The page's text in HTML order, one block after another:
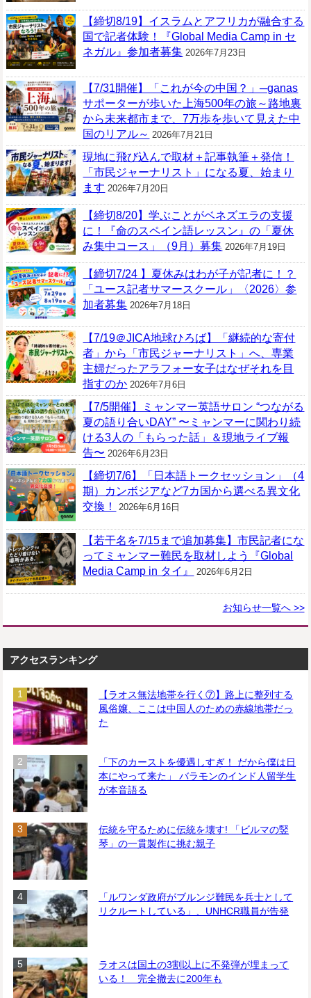
【締切8/19】イスラムとアフリカが融合する
国で記者体験！『Global Media Camp in セ
ネガル』参加者募集 2026年7月23日
【7/31開催】「これが今の中国？」─ganas
サポーターが歩いた上海500年の旅～路地裏
から未来都市まで、7万歩を歩いて見えた中
国のリアル～ 2026年7月21日
現地に飛び込んで取材＋記事執筆＋発信！
「市民ジャーナリスト」になる夏、始まり
ます 2026年7月20日
【締切8/20】学ぶことがベネズエラの支援
に！『命のスペイン語レッスン』の「夏休
み集中コース」（9月）募集 2026年7月19日
【締切7/24 】夏休みはわが子が記者に！？
「ユース記者サマースクール」〈2026〉参
加者募集 2026年7月18日
【7/19＠JICA地球ひろば】「継続的な寄付
者」から「市民ジャーナリスト」へ、専業
主婦だったアラフォー女子はなぜそれを目
指すのか 2026年7月6日
【7/5開催】ミャンマー英語サロン “つながる
夏の語り合いDAY” 〜ミャンマーに関わり続
ける3人の「もらった話」＆現地ライブ報
告〜 2026年6月23日
【締切7/6】「日本語トークセッション」（4
期）カンボジアなど7カ国から選べる異文化
交換！
2026年6月16日
【若干名を7/15まで追加募集】市民記者にな
ってミャンマー難民を取材しよう『Global
Media Camp in タイ』
2026年6月2日
お知らせ一覧へ >>
アクセスランキング
【ラオス無法地帯を行く⑦】路上に整列する
風俗嬢、ここは中国人のための赤線地帯だっ
た
「下のカーストを優遇しすぎ！ だから僕は日
本にやって来た」 バラモンのインド人留学生
が本音語る
伝統を守るために伝統を壊す! 「ビルマの竪
琴」の一貫製作に挑む親子
「ルワンダ政府がブルンジ難民を兵士として
リクルートしている」、UNHCR職員が告発
ラオスは国土の3割以上に不発弾が埋まって
いる！ 完全撤去に200年も